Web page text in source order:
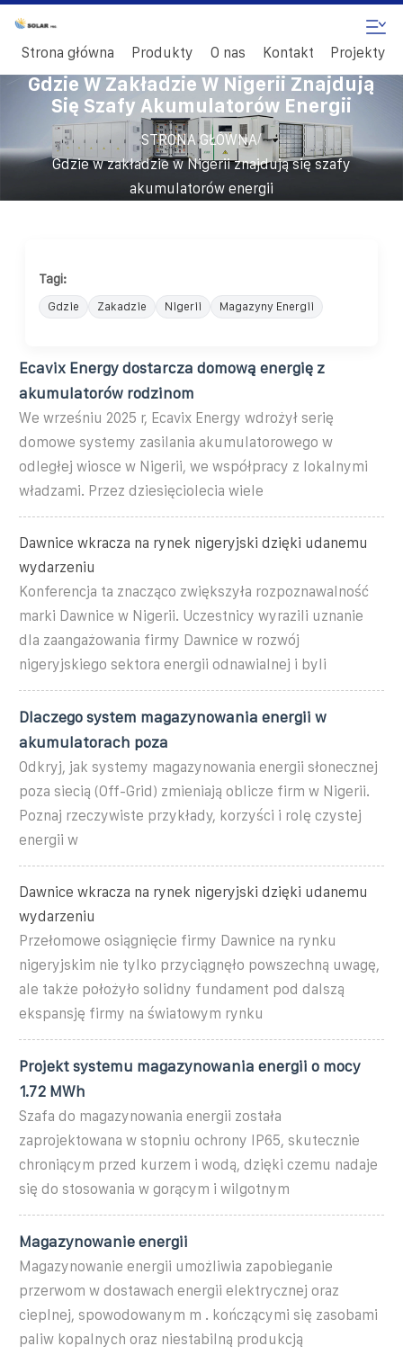
Strona główna Produkty O nas Kontakt Projekty
Gdzie W Zakładzie W Nigerii Znajdują
Się Szafy Akumulatorów Energii
STRONA GŁÓWNA/
Gdzie w zakładzie w Nigerii znajdują się szafy
akumulatorów energii
Tagi:
Gdzie Zakadzie Nigerii Magazyny Energii
Ecavix Energy dostarcza domową energię z
akumulatorów rodzinom
We wrześniu 2025 r, Ecavix Energy wdrożył serię
domowe systemy zasilania akumulatorowego w
odległej wiosce w Nigerii, we współpracy z lokalnymi
władzami. Przez dziesięciolecia wiele
Dawnice wkracza na rynek nigeryjski dzięki udanemu
wydarzeniu
Konferencja ta znacząco zwiększyła rozpoznawalność
marki Dawnice w Nigerii. Uczestnicy wyrazili uznanie
dla zaangażowania firmy Dawnice w rozwój
nigeryjskiego sektora energii odnawialnej i byli
Dlaczego system magazynowania energii w
akumulatorach poza
Odkryj, jak systemy magazynowania energii słonecznej
poza siecią (Off-Grid) zmieniają oblicze firm w Nigerii.
Poznaj rzeczywiste przykłady, korzyści i rolę czystej
energii w
Dawnice wkracza na rynek nigeryjski dzięki udanemu
wydarzeniu
Przełomowe osiągnięcie firmy Dawnice na rynku
nigeryjskim nie tylko przyciągnęło powszechną uwagę,
ale także położyło solidny fundament pod dalszą
ekspansję firmy na światowym rynku
Projekt systemu magazynowania energii o mocy
1.72 MWh
Szafa do magazynowania energii została
zaprojektowana w stopniu ochrony IP65, skutecznie
chroniącym przed kurzem i wodą, dzięki czemu nadaje
się do stosowania w gorącym i wilgotnym
Magazynowanie energii
Magazynowanie energii umożliwia zapobieganie
przerwom w dostawach energii elektrycznej oraz
cieplnej, spowodowanym m . kończącymi się zasobami
paliw kopalnych oraz niestabilną produkcją